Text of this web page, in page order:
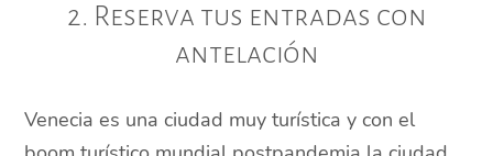
2. Reserva tus entradas con
antelación
Venecia es una ciudad muy turística y con el